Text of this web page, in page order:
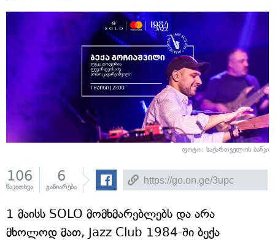
ფოტო: საქართველოს ბანკი
106
წაკითხვა
6
გაზიარება
1 მაისს SOLO მომხმარებლებს და არა
მხოლოდ მათ, Jazz Club 1984-ში ბექა